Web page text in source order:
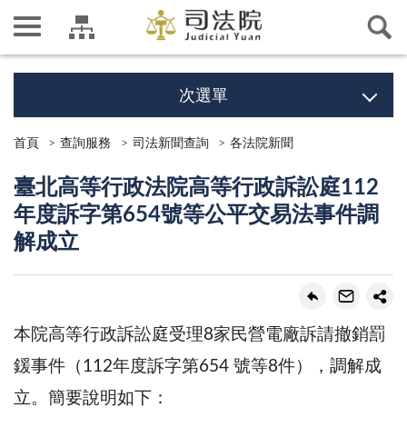
次選單
首頁 查詢服務 司法新聞查詢 各法院新聞
臺北高等行政法院高等行政訴訟庭112
年度訴字第654號等公平交易法事件調
解成立
本院高等行政訴訟庭受理8家民營電廠訴請撤銷罰
鍰事件（112年度訴字第654 號等8件），調解成
立。簡要說明如下：